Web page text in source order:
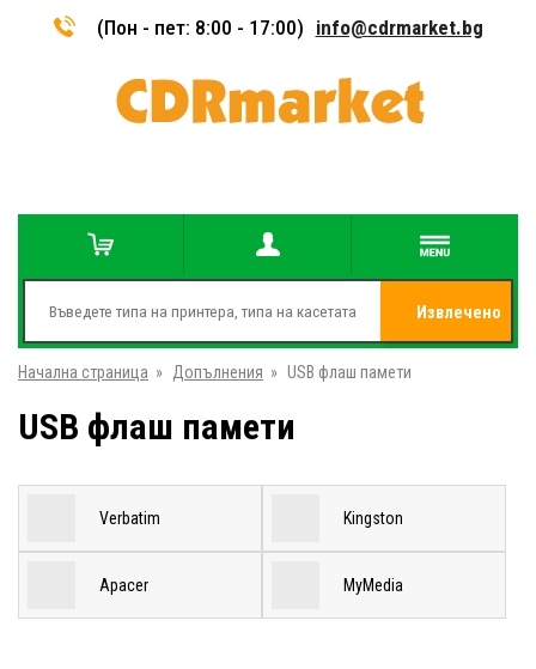
(Пон - пет: 8:00 - 17:00) info@cdrmarket.bg
Извлечено
Начална страница » Допълнения » USB флаш памети
USB флаш памети
Verbatim Kingston
Apacer MyMedia